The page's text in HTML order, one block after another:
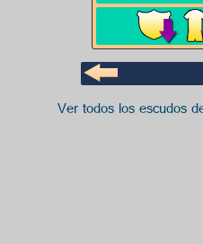
Ver todos los escudos